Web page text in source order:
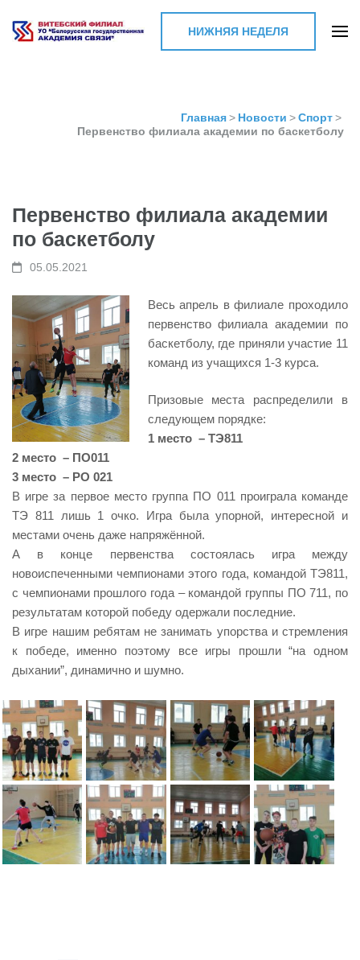
Витебский филиал УО
государственная
академия связи"
НИЖНЯЯ НЕДЕЛЯ
Главная> Новости >Спорт>
Первенство филиала академии по баскетболу
Первенство филиала академии
по баскетболу
05.05.2021
Весь апрель в филиале проходило
первенство филиала академии по
баскетболу, где приняли участие 11
команд из учащихся 1-3 курса.
Призовые места распределили в
следующем порядке:
1 место – ТЭ811
2 место – ПО011
3 место – РО 021
В игре за первое место группа ПО 011 проиграла команде
ТЭ 811 лишь 1 очко. Игра была упорной, интересной и
местами очень даже напряжённой.
А в конце первенства состоялась игра между
новоиспеченными чемпионами этого года, командой ТЭ811,
с чемпионами прошлого года – командой группы ПО 711, по
результатам которой победу одержали последние.
В игре нашим ребятам не занимать упорства и стремления
к победе, именно поэтому все игры прошли “на одном
дыхании”, динамично и шумно.